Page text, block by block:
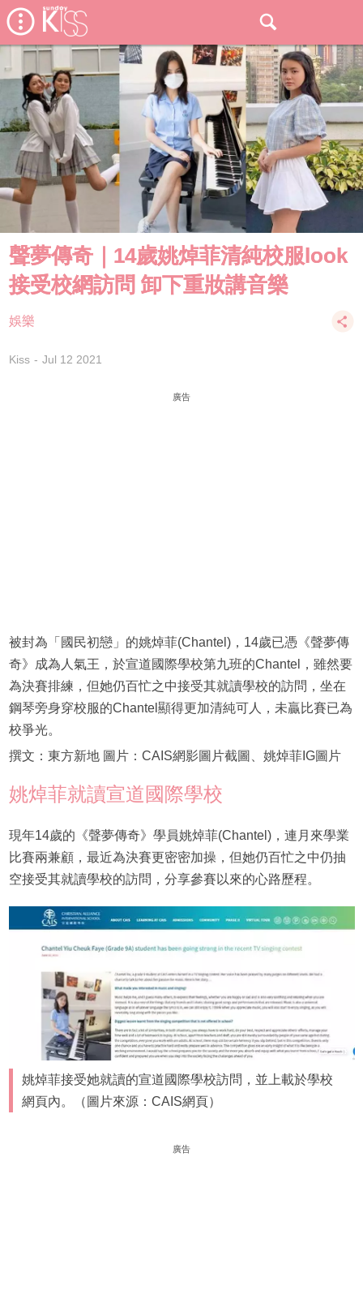
聲夢傳奇｜14歲姚焯菲清純校服look
接受校網訪問 卸下重妝講音樂
娛樂
Kiss Jul 12 2021
廣告
被封為「國民初戀」的姚焯菲(Chantel)，14歲已憑《聲夢傳
奇》成為人氣王，於宣道國際學校第九班的Chantel，雖然要
為決賽排練，但她仍百忙之中接受其就讀學校的訪問，坐在
鋼琴旁身穿校服的Chantel顯得更加清純可人，未贏比賽已為
校爭光。
撰文：東方新地 圖片：CAIS網影圖片截圖、姚焯菲IG圖片
姚焯菲就讀宣道國際學校
現年14歲的《聲夢傳奇》學員姚焯菲(Chantel)，連月來學業
比賽兩兼顧，最近為決賽更密密加操，但她仍百忙之中仍抽
空接受其就讀學校的訪問，分享參賽以來的心路歷程。
姚焯菲接受她就讀的宣道國際學校訪問，並上載於學校
網頁內。（圖片來源：CAIS網頁）
廣告